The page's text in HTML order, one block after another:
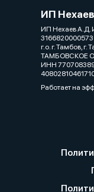
ИП
ИП Нехаев А.Д.
г.о. г. Тамбов, г.
ТАМБОВСКОЕ
ИНН
Работает на